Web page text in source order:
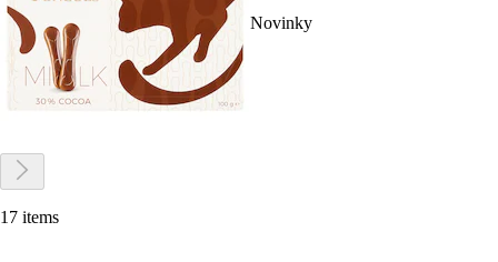
Novinky
17 items